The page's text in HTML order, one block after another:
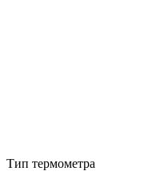
Тип термометра